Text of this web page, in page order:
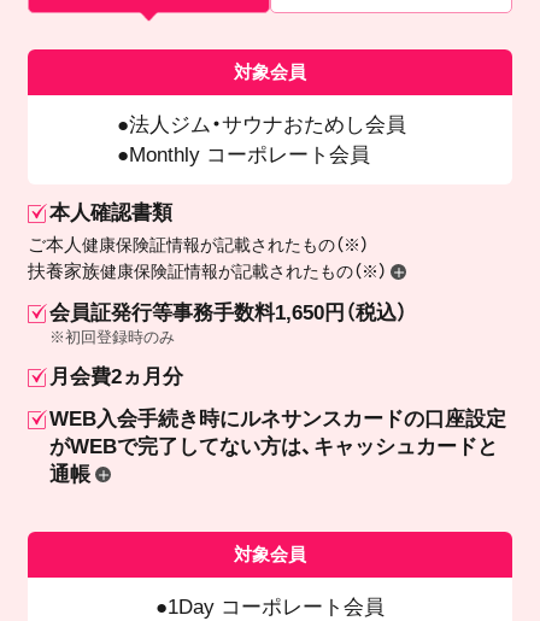
対象会員
法人ジム・サウナおためし会員
Monthly コーポレート会員
本人確認書類
ご本人健康保険証情報が記載されたもの（※）
扶養家族健康保険証情報が記載されたもの（※）
会員証発行等事務手数料1,650円（税込）
※初回登録時のみ
月会費2ヵ月分
WEB入会手続き時にルネサンスカードの口座設定
がWEBで完了してない方は、キャッシュカードと
通帳
対象会員
1Day コーポレート会員